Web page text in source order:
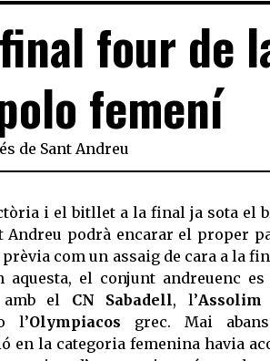
four de
femení
de Sant Andreu
i el bitllet a la final ja sota el
Andreu podrà encarar el proper
com un assaig de cara a la
aquesta, el conjunt andreuenc
amb el CN Sabadell, l’Assolim
l’Olympiacos grec. Mai
en la categoria femenina havia